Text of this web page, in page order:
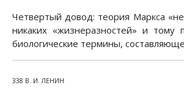
Четвертый довод: теория Маркса
никаких «жизнеразностей» и тому
биологические термины,
338 В. И. ЛЕНИН